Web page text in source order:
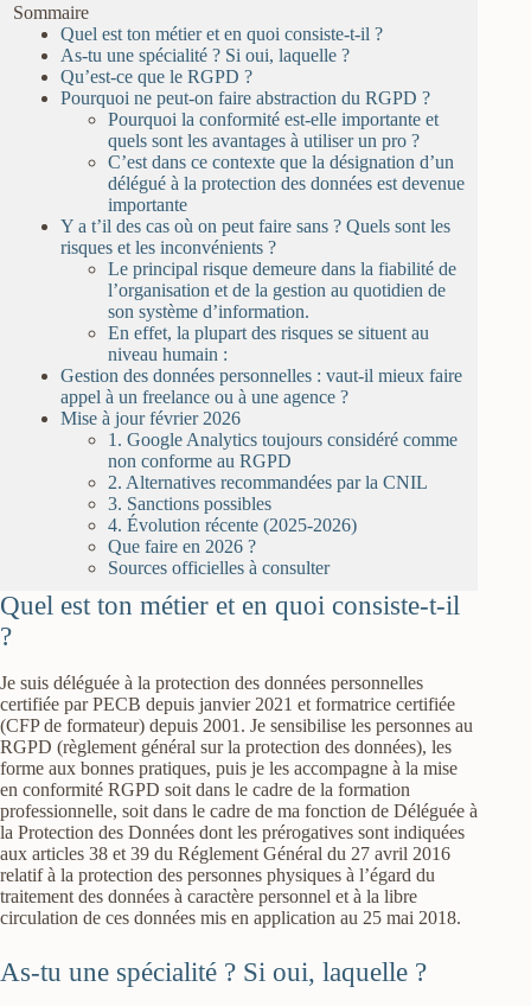
Sommaire
Quel est ton métier et en quoi consiste-t-il ?
As-tu une spécialité ? Si oui, laquelle ?
Qu’est-ce que le RGPD ?
Pourquoi ne peut-on faire abstraction du RGPD ?
Pourquoi la conformité est-elle importante et
quels sont les avantages à utiliser un pro ?
C’est dans ce contexte que la désignation d’un
délégué à la protection des données est devenue
importante
Y a t’il des cas où on peut faire sans ? Quels sont les
risques et les inconvénients ?
Le principal risque demeure dans la fiabilité de
l’organisation et de la gestion au quotidien de
son système d’information.
En effet, la plupart des risques se situent au
niveau humain :
Gestion des données personnelles : vaut-il mieux faire
appel à un freelance ou à une agence ?
Mise à jour février 2026
1. Google Analytics toujours considéré comme
non conforme au RGPD
2. Alternatives recommandées par la CNIL
3. Sanctions possibles
4. Évolution récente (2025-2026)
Que faire en 2026 ?
Sources officielles à consulter
Quel est ton métier et en quoi consiste-t-il
?
Je suis déléguée à la protection des données personnelles
certifiée par PECB depuis janvier 2021 et formatrice certifiée
(CFP de formateur) depuis 2001. Je sensibilise les personnes au
RGPD (règlement général sur la protection des données), les
forme aux bonnes pratiques, puis je les accompagne à la mise
en conformité RGPD soit dans le cadre de la formation
professionnelle, soit dans le cadre de ma fonction de Déléguée à
la Protection des Données dont les prérogatives sont indiquées
aux articles 38 et 39 du Réglement Général du 27 avril 2016
relatif à la protection des personnes physiques à l’égard du
traitement des données à caractère personnel et à la libre
circulation de ces données mis en application au 25 mai 2018.
As-tu une spécialité ? Si oui, laquelle ?